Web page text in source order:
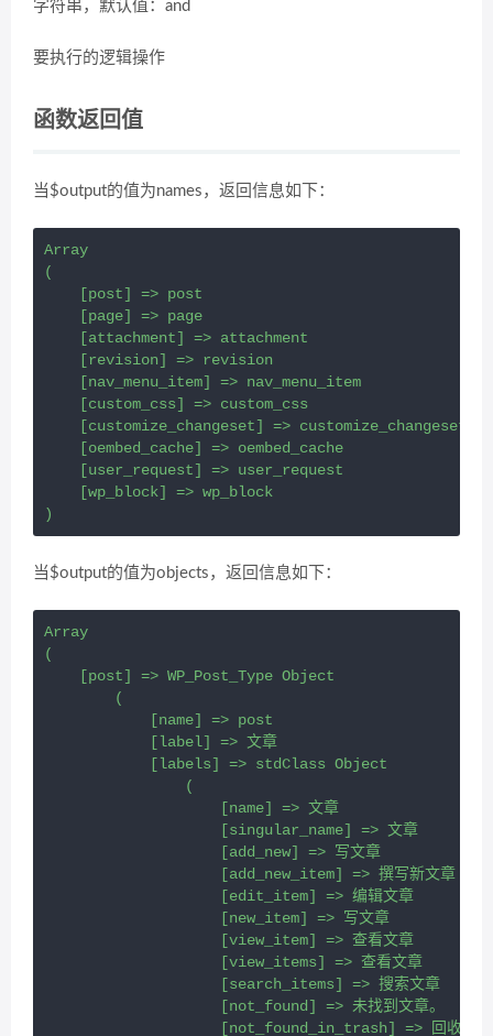
字符串，默认值：and
要执行的逻辑操作
函数返回值
当$output的值为names，返回信息如下：
Array
(
    [post] => post
    [page] => page
    [attachment] => attachment
    [revision] => revision
    [nav_menu_item] => nav_menu_item
    [custom_css] => custom_css
    [customize_changeset] => customize_changeset
    [oembed_cache] => oembed_cache
    [user_request] => user_request
    [wp_block] => wp_block
)
当$output的值为objects，返回信息如下：
Array
(
    [post] => WP_Post_Type Object
        (
            [name] => post
            [label] => 文章
            [labels] => stdClass Object
                (
                    [name] => 文章
                    [singular_name] => 文章
                    [add_new] => 写文章
                    [add_new_item] => 撰写新文章
                    [edit_item] => 编辑文章
                    [new_item] => 写文章
                    [view_item] => 查看文章
                    [view_items] => 查看文章
                    [search_items] => 搜索文章
                    [not_found] => 未找到文章。
[not_found_in_trash] => 回收站中